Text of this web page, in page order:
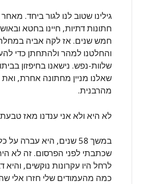
גילינו שטוב לנו לגור ביחד.
חתונות דתיות, חיינו בחטא
חמש שנים. אז לקה אביה
והחלטנו למהר ולהתחתן כדי
שלוות-נפש. נישאנו בחיפזון
שאלנו מניין מחתונה אחרת,
מהרבנית.
לא היא ולא אני ענדנו מאז
במשך 58 שנים, היא עברה
שכתבתי לפני הפרסום. זה לא
לרחל היו עקרונות נוקשים,
כמה מהעמודים שלי חזרו אלי